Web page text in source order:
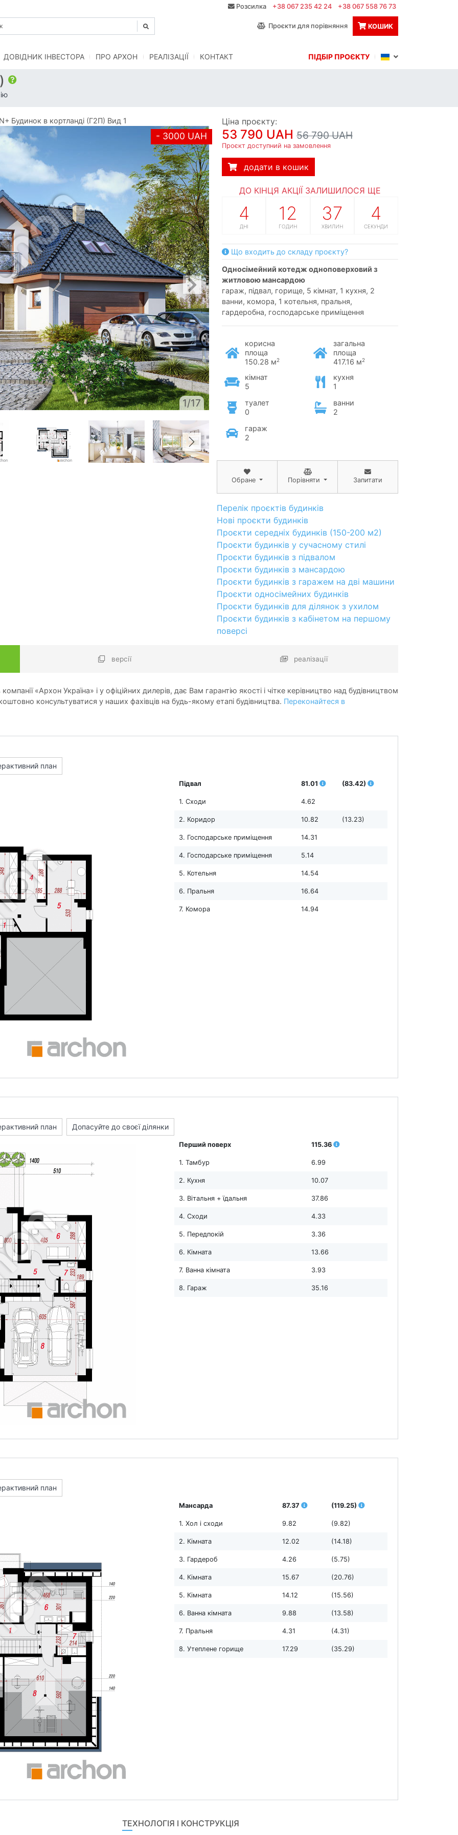
Розсилка +38 067 235 42 24 +38 067 558 76 73
Проєкти для порівняння КОШИК
ДОВІДНИК ІНВЕСТОРА ПРО АРХОН РЕАЛІЗАЦІЇ КОНТАКТ ПІДБІР ПРОЄКТУ
Будинок в кортланді (Г2П) Вид 1
- 3000 UAH
1/17
Ціна проєкту:
53 790 UAH 56 790 UAH
Проєкт доступний на замовлення
додати в кошик
ДО КІНЦЯ АКЦІЇ ЗАЛИШИЛОСЯ ЩЕ
4
ДНІ
12
ГОДИН
37
ХВИЛИН
3
СЕКУНДИ
Що входить до складу проєкту?
односімейний котедж одноповерховий з
житловою мансардою
гараж, підвал, горище, 5 кімнат, 1 кухня, 2
ванни, комора, 1 котельня, пральня,
гардеробна, господарське приміщення
корисна
площа
150.28 м2
загальна
площа
417.16 м2
кімнат
5
кухня
1
туалет
0
ванни
2
гараж
2
Обране Порівняти Запитати
Перелік проєктів будинків
Нові проєкти будинків
Проєкти середніх будинків (150-200 м2)
Проєкти будинків у сучасному стилі
Проєкти будинків з підвалом
Проєкти будинків з мансардою
Проєкти будинків з гаражем на дві машини
Проєкти односімейних будинків
Проєкти будинків для ділянок з ухилом
Проєкти будинків з кабінетом на першому
поверсі
версії реалізації
«Архон Україна» і у офіційних дилерів, дає Вам гарантію якості і чітке керівництво над будівництвом
консультуватися у наших фахівців на будь-якому етапі будівництва. Переконайтеся в
план
Підвал 81.01 (83.42)
1. Сходи 4.62
2. Коридор 10.82 (13.23)
3. Господарське приміщення 14.31
4. Господарське приміщення 5.14
5. Котельня 14.54
6. Пральня 16.64
7. Комора 14.94
план Допасуйте до своєї ділянки
Перший поверх 115.36
1. Тамбур 6.99
2. Кухня 10.07
3. Вітальня + їдальня 37.86
4. Сходи 4.33
5. Передпокій 3.36
6. Кімната 13.66
7. Ванна кімната 3.93
8. Гараж 35.16
план
Мансарда 87.37 (119.25)
1. Хол і сходи 9.82 (9.82)
2. Кімната 12.02 (14.18)
3. Гардероб 4.26 (5.75)
4. Кімната 15.67 (20.76)
5. Кімната 14.12 (15.56)
6. Ванна кімната 9.88 (13.58)
7. Пральня 4.31 (4.31)
8. Утеплене горище 17.29 (35.29)
ТЕХНОЛОГІЯ І КОНСТРУКЦІЯ